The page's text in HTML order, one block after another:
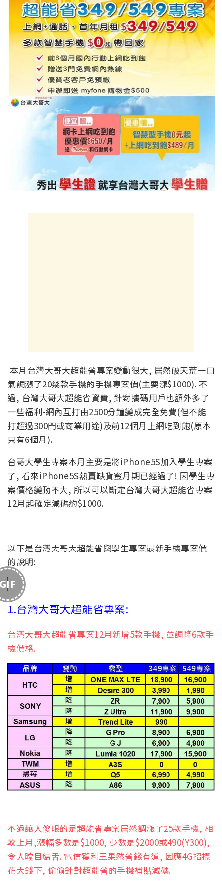
本月台灣大哥大超能省專案變動很大, 居然破天荒一口
氣調漲了20幾款手機的手機專案價(主要漲$1000). 不
過, 台灣大哥大超能省資費, 針對攜碼用戶也額外多了
一些福利-網內互打由2500分鐘變成完全免費(但不能
打超過300門或商業用途)及前12個月上網吃到飽(原本
只有6個月).
台哥大學生專案本月主要是將iPhone5S加入學生專案
了, 看來iPhone5S熱賣缺貨蜜月期已經過了! 因學生專
案價格變動不大, 所以可以斷定台灣大哥大超能省專案
12月起確定減碼約$1000.
以下是台灣大哥大超能省與學生專案最新手機專案價
的說明:
1.台灣大哥大超能省專案:
台灣大哥大超能省專案12月新增5款手機, 並調降6款手
機價格.
不過讓人傻眼的是超能省專案居然調漲了25款手機, 相
較上月,漲幅多數是$1000, 少數是$2000或490(Y300),
令人瞠目結舌. 電信獲利王果然省錢有道, 因應4G招標
花大錢下, 偷偷針對超能省的手機補貼減碼.